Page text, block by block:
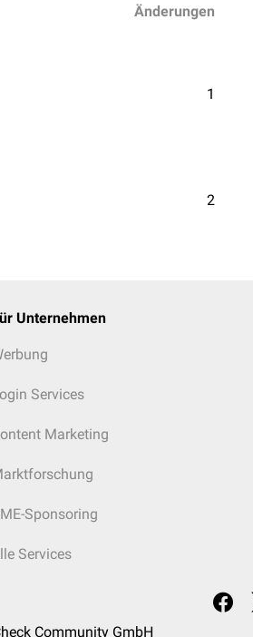
Änderungen
1
2
Unternehmen
Services
Marketing
Sponsoring
Services
Community GmbH